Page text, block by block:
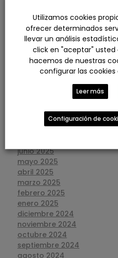
julio 2026
junio 2026
mayo 2026
abril 2026
marzo 2026
febrero 2026
enero 2026
diciembre 2025
noviembre 2025
octubre 2025
septiembre 2025
junio 2025
mayo 2025
abril 2025
marzo 2025
febrero 2025
enero 2025
diciembre 2024
noviembre 2024
octubre 2024
septiembre 2024
agosto 2024
Utilizamos cookies
ofrecer determinados
llevar un análisis
click en "aceptar"
hacemos de nuestras
configurar las cookies
Leer más
Configuración de